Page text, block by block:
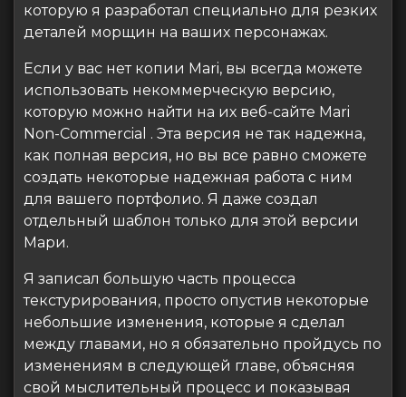
которую я разработал специально для резких
деталей морщин на ваших персонажах.
Если у вас нет копии Mari, вы всегда можете
использовать некоммерческую версию,
которую можно найти на их веб-сайте Mari
Non-Commercial . Эта версия не так надежна,
как полная версия, но вы все равно сможете
создать некоторые надежная работа с ним
для вашего портфолио. Я даже создал
отдельный шаблон только для этой версии
Мари.
Я записал большую часть процесса
текстурирования, просто опустив некоторые
небольшие изменения, которые я сделал
между главами, но я обязательно пройдусь по
изменениям в следующей главе, объясняя
свой мыслительный процесс и показывая